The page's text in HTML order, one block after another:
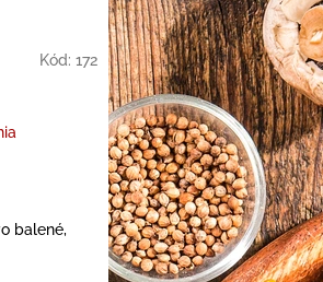
Kód: 172
balené,